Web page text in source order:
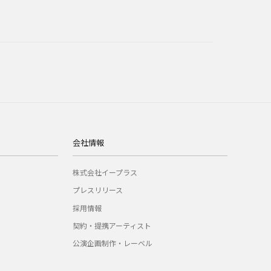
会社情報
株式会社イープラス
プレスリリース
採用情報
契約・提携アーティスト
公演企画制作・レーベル